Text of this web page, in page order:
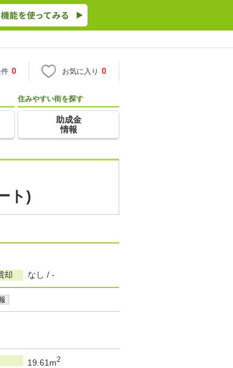
0 お気に入り 0
住みやすい街を探す
助成金
情報
ト)
却 なし / -
19.61m2